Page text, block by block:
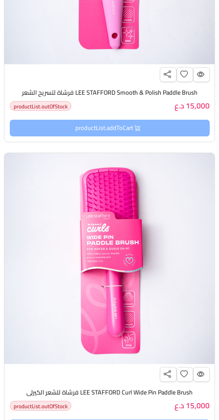
LEE STAFFORD Smooth & Polish Paddle Brush فرشاة لتسريح الشعر
15,000 د.ع productList.outOfStock
productList.addToCart
LEE STAFFORD Curl Wide Pin Paddle Brush فرشاة للشعر الكيرلي
15,000 د.ع productList.outOfStock